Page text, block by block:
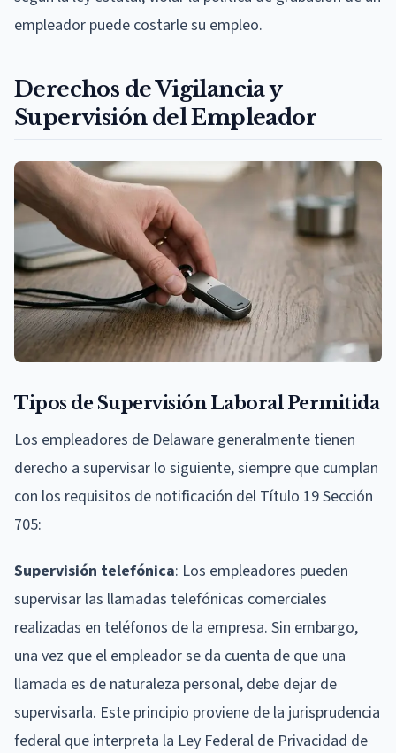
empleador puede costarle su empleo.
Derechos de Vigilancia y
Supervisión del Empleador
Tipos de Supervisión Laboral Permitida
Los empleadores de Delaware generalmente tienen
derecho a supervisar lo siguiente, siempre que cumplan
con los requisitos de notificación del Título 19 Sección
705:
Supervisión telefónica: Los empleadores pueden
supervisar las llamadas telefónicas comerciales
realizadas en teléfonos de la empresa. Sin embargo,
una vez que el empleador se da cuenta de que una
llamada es de naturaleza personal, debe dejar de
supervisarla. Este principio proviene de la jurisprudencia
federal que interpreta la Ley Federal de Privacidad de